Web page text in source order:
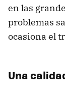
en las
problemas
ocasiona el
Una